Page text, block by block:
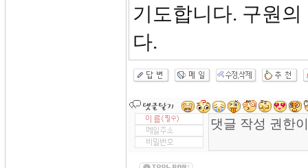
기도합니다. 구원
다.